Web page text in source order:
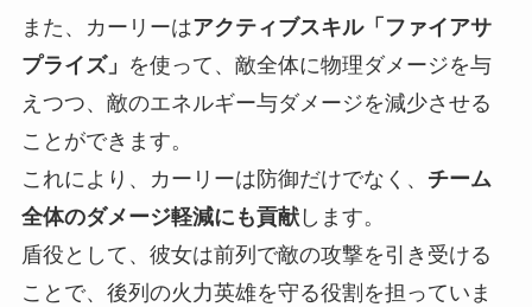
また、カーリーはアクティブスキル「ファイアサ
プライズ」 を使って、敵全体に物理ダメージを与
えつつ、敵のエネルギー与ダメージを減少させる
ことができます。
これにより、カーリーは防御だけでなく、 チーム
全体のダメージ軽減にも貢献します。
盾役として、彼女は前列で敵の攻撃を引き受ける
ことで、後列の火力英雄を守る役割を担っていま